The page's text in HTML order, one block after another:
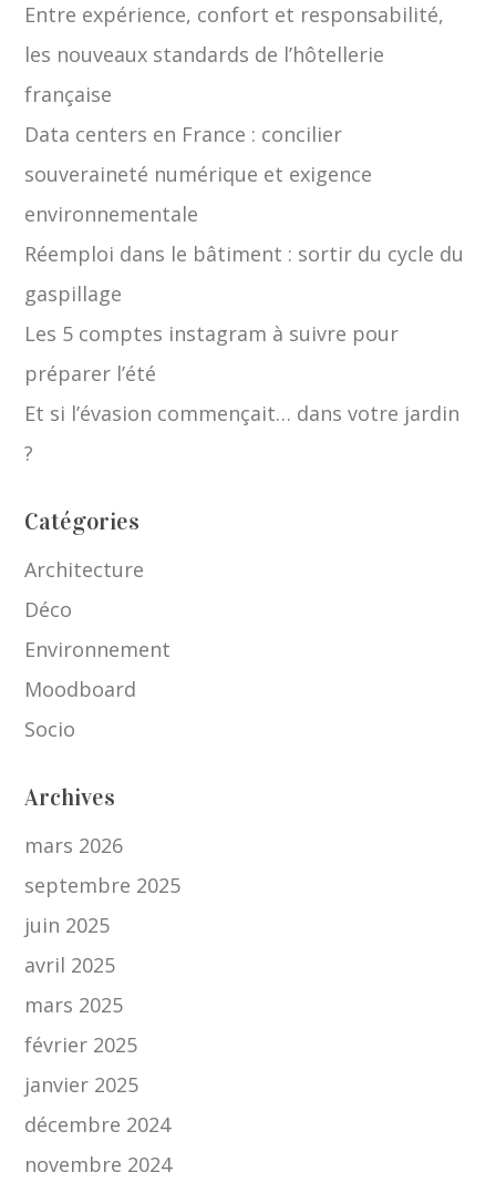
Entre expérience, confort et responsabilité,
les nouveaux standards de l’hôtellerie
française
Data centers en France : concilier
souveraineté numérique et exigence
environnementale
Réemploi dans le bâtiment : sortir du cycle du
gaspillage
Les 5 comptes instagram à suivre pour
préparer l’été
Et si l’évasion commençait… dans votre jardin
?
Catégories
Architecture
Déco
Environnement
Moodboard
Socio
Archives
mars 2026
septembre 2025
juin 2025
avril 2025
mars 2025
février 2025
janvier 2025
décembre 2024
novembre 2024